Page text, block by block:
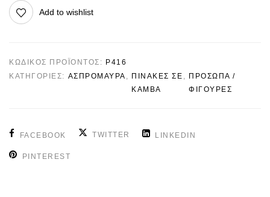
Add to wishlist
ΚΩΔΙΚΌΣ ΠΡΟΪΌΝΤΟΣ: P416
ΚΑΤΗΓΟΡΊΕΣ: ΑΣΠΡΌΜΑΥΡΑ
ΠΙΝΑΚΕΣ ΣΕ
ΚΑΜΒΑ
ΠΡΟΣΩΠΑ /
ΦΙΓΟΥΡΕΣ
FACEBOOK TWITTER LINKEDIN
PINTEREST